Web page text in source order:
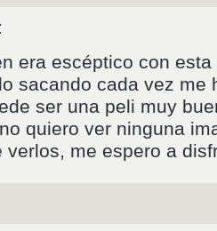
era escéptico con
sacando cada vez me
ser una peli muy
quiero ver ninguna
verlos, me espero a